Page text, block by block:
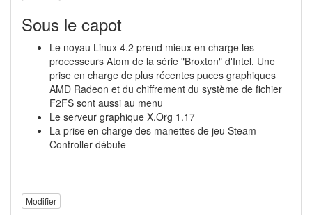
Sous le capot
Le noyau Linux 4.2 prend mieux en charge les
processeurs Atom de la série "Broxton" d'Intel. Une
prise en charge de plus récentes puces graphiques
AMD Radeon et du chiffrement du système de fichier
F2FS sont aussi au menu
Le serveur graphique X.Org 1.17
La prise en charge des manettes de jeu Steam
Controller débute
Modifier